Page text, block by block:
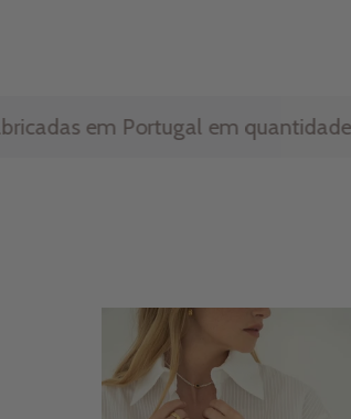
em quantidades limitadas •